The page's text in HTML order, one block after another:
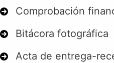
Comprobación
Bitácora fotográfica
Acta de entrega-